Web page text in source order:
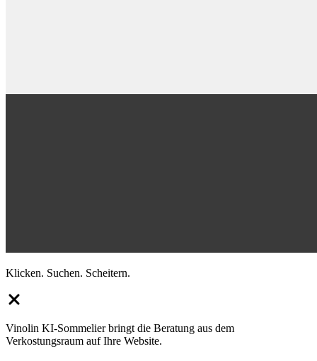
Klicken. Suchen. Scheitern.
Vinolin KI-Sommelier bringt die Beratung aus dem
Verkostungsraum auf Ihre Website.